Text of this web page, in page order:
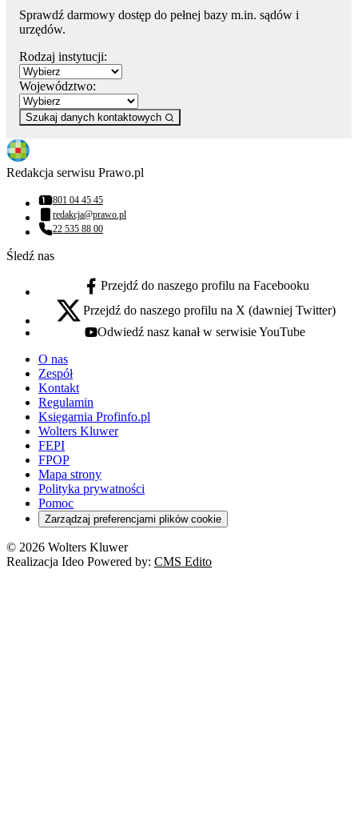
Sprawdź darmowy dostęp do pełnej bazy m.in. sądów i
urzędów.
Rodzaj instytucji:
Województwo:
Szukaj danych kontaktowych
Redakcja serwisu Prawo.pl
Numer telefonu:
801 04 45 45
Adres email:
redakcja@prawo.pl
Numer telefonu:
22 535 88 00
Śledź nas
facebook - otwiera się w nowej karcie
Przejdź do naszego profilu na Facebooku
x - otwiera się w nowej karcie
Przejdź do naszego profilu na X (dawniej Twitter)
youtube - otwiera się w nowej karcie
Odwiedź nasz kanał w serwisie YouTube
O nas
Zespół
Kontakt
Regulamin
Księgarnia Profinfo.pl
Wolters Kluwer
FEPI
FPOP
Mapa strony
Polityka prywatności
Pomoc
Zarządzaj preferencjami plików cookie
© 2026 Wolters Kluwer
Realizacja Ideo Powered by: CMS Edito